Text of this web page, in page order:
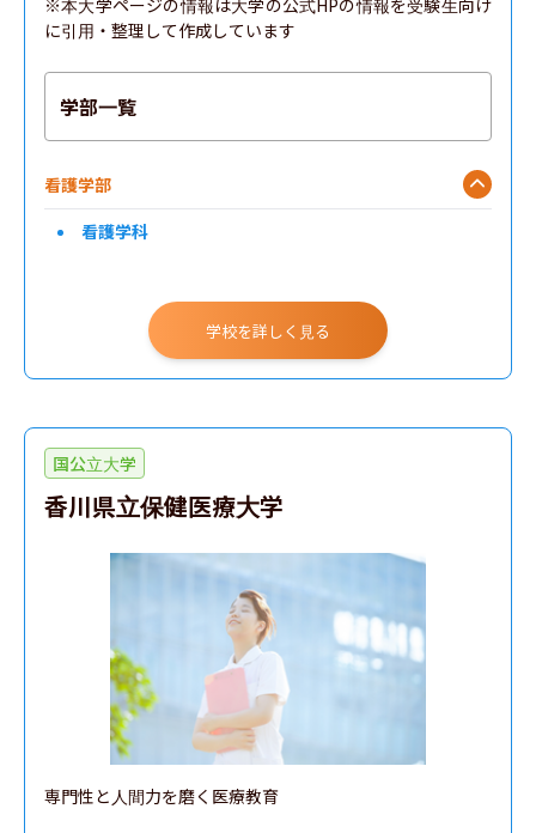
※本大学ページの情報は大学の公式HPの情報を受験生向け
に引用・整理して作成しています
学部一覧
看護学部
看護学科
学校を詳しく見る
国公立大学
香川県立保健医療大学
専門性と人間力を磨く医療教育